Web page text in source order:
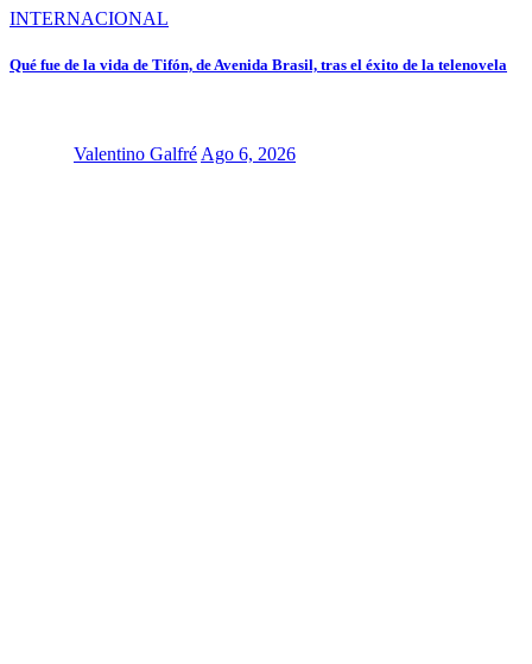
INTERNACIONAL
Qué fue de la vida de Tifón, de Avenida Brasil, tras el éxito de la telenovela
Valentino Galfré Ago 6, 2026